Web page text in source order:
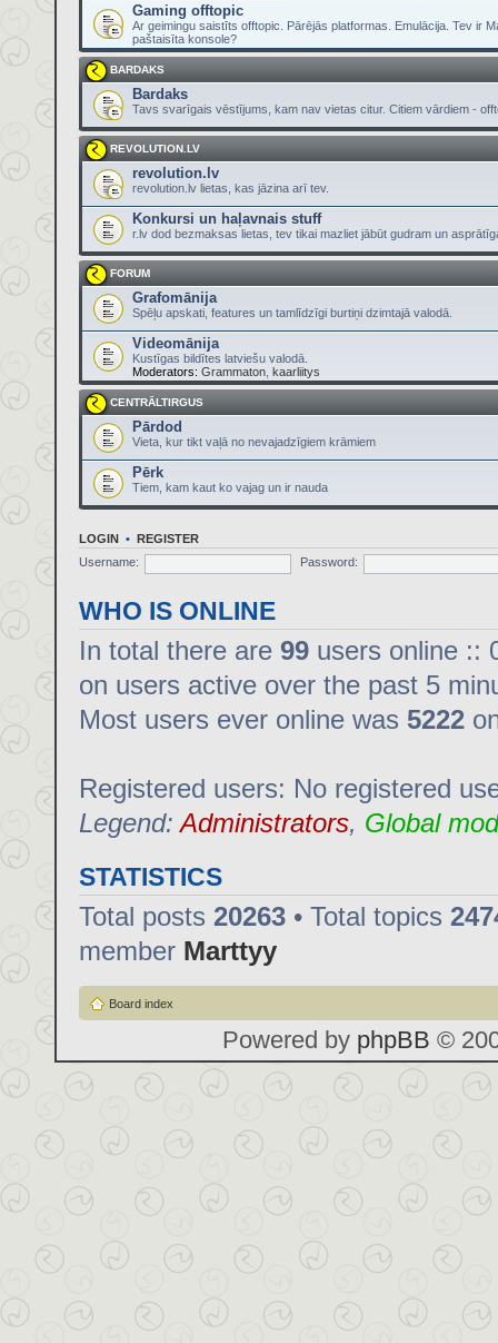
Gaming offtopic
Ar geimingu saistīts offtopic. Pārējās platformas. Emulācija. Tev ir
paštaisīta konsole?
BARDAKS
Bardaks
Tavs svarīgais vēstījums, kam nav vietas citur. Citiem vārdiem -
REVOLUTION.LV
revolution.lv
revolution.lv lietas, kas jāzina arī tev.
Konkursi un haļavnais stuff
r.lv dod bezmaksas lietas, tev tikai mazliet jābūt gudram un
FORUM
Grafomānija
Spēļu apskati, features un tamlīdzīgi burtiņi dzimtajā valodā.
Videomānija
Kustīgas bildītes latviešu valodā.
Moderators: Grammaton kaarliitys
CENTRĀLTIRGUS
Pārdod
Vieta, kur tikt vaļā no nevajadzīgiem krāmiem
Pērk
Tiem, kam kaut ko vajag un ir nauda
LOGIN • REGISTER
Username:
Password:
WHO IS ONLINE
In total there are 99 users online ::
on users active over the past 5
Most users ever online was 5222
Registered users: No registered
Legend:Administrators, Global
STATISTICS
Total posts 20263 • Total topics
member Marttyy
Board index
Powered by phpBB ©